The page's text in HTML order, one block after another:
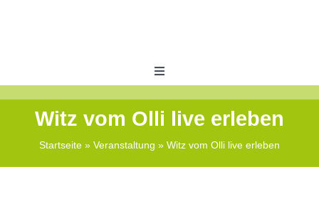
Toggle
Navigation
Veranstaltungen
Witz vom Olli live erleben
Startseite » Veranstaltung » Witz vom Olli live erleben